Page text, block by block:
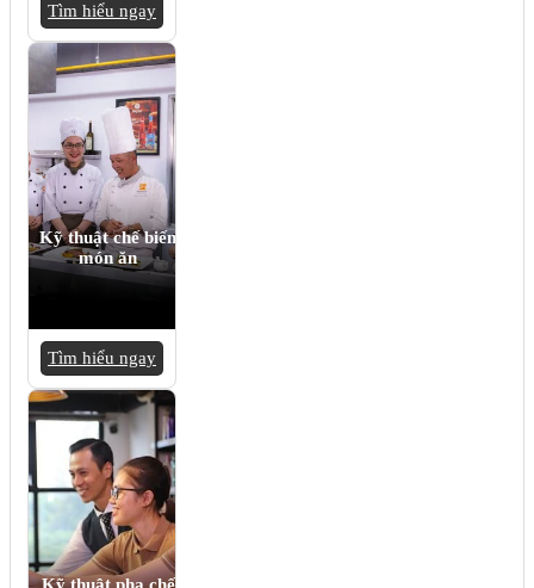
Tìm hiểu ngay
Kỹ thuật chế biến
món ăn
Tìm hiểu ngay